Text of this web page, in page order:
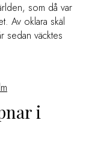
som då var
Av oklara skäl
väcktes
i